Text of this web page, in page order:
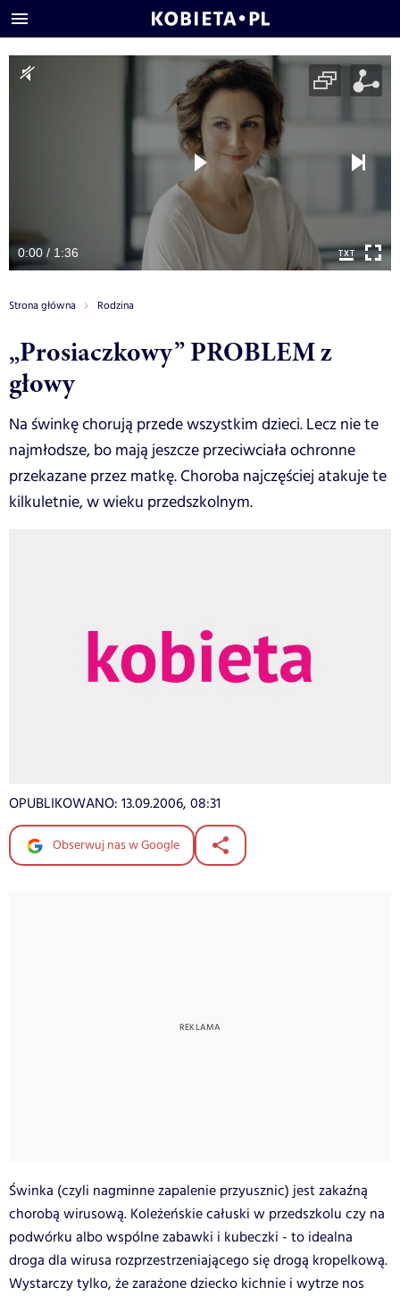
0:00 / 1:36
Strona główna Rodzina
„Prosiaczkowy” PROBLEM z
głowy
Na świnkę chorują przede wszystkim dzieci. Lecz nie te
najmłodsze, bo mają jeszcze przeciwciała ochronne
przekazane przez matkę. Choroba najczęściej atakuje te
kilkuletnie, w wieku przedszkolnym.
OPUBLIKOWANO: 13.09.2006, 08:31
Obserwuj nas w Google
Świnka (czyli nagminne zapalenie przyusznic) jest zakaźną
chorobą wirusową. Koleżeńskie całuski w przedszkolu czy na
podwórku albo wspólne zabawki i kubeczki - to idealna
droga dla wirusa rozprzestrzeniającego się drogą kropelkową.
Wystarczy tylko, że zarażone dziecko kichnie i wytrze nos